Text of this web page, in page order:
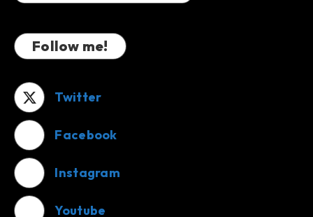
Follow me!
Twitter
Facebook
Instagram
Youtube